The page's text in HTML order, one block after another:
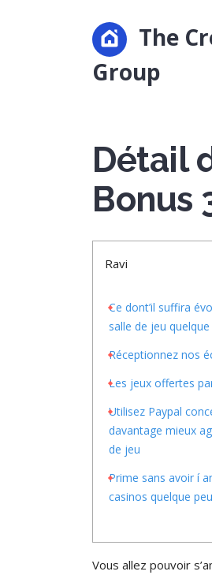
The
Group
Détail
Bonus
Ravi
Ce dont’il suffira
salle de jeu
Réceptionnez nos
Les jeux offertes
Utilisez Paypal
davantage mieux
de jeu
Prime sans avoir í
casinos quelque peu
Vous allez pouvoir